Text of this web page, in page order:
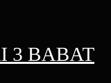
3 BABAT